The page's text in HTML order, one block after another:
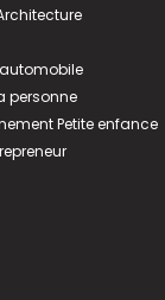
personne
Petite enfance